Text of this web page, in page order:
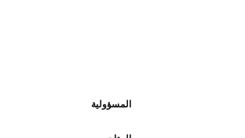
المسؤولية